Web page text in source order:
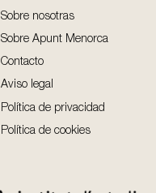
Sobre nosotras
Sobre Apunt Menorca
Contacto
Aviso legal
Política de privacidad
Política de cookies